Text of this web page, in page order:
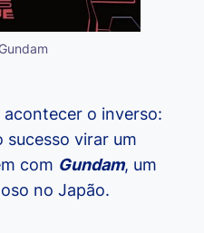
acontecer o inverso:
sucesso virar um
com Gundam, um
no Japão.